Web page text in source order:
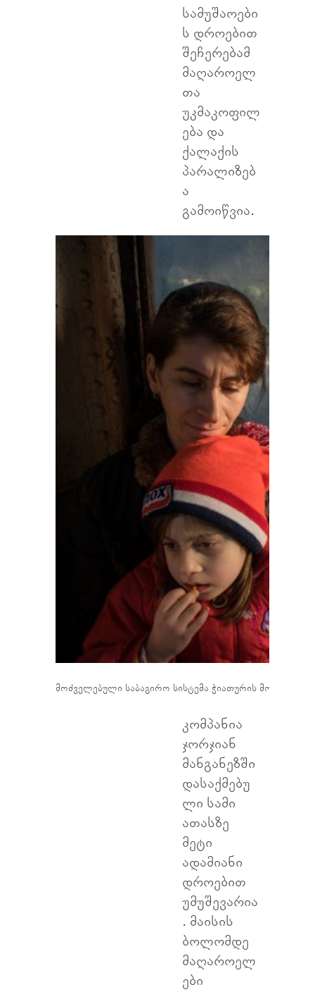
სამუშაოები
ს დროებით
შეჩერებამ
მაღაროელ
თა
უკმაკოფილ
ება და
ქალაქის
პარალიზებ
ა
გამოიწვია.
მოძველებული საბაგირო სისტემა ჭიათურის
კომპანია
ჯორჯიან
მანგანეზში
დასაქმებუ
ლი სამი
ათასზე
მეტი
ადამიანი
დროებით
უმუშევარია
. მაისის
ბოლომდე
მაღაროელ
ები